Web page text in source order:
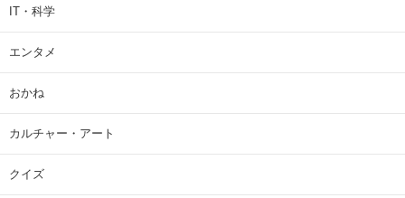
IT・科学
エンタメ
おかね
カルチャー・アート
クイズ